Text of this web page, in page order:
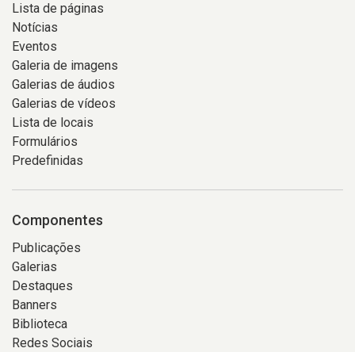
Lista de páginas
Notícias
Eventos
Galeria de imagens
Galerias de áudios
Galerias de vídeos
Lista de locais
Formulários
Predefinidas
Componentes
Publicações
Galerias
Destaques
Banners
Biblioteca
Redes Sociais